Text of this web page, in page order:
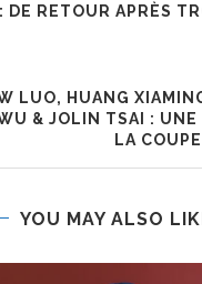
DE RETOUR APRÈS
LUO, HUANG
& JOLIN TSAI : UNE
LA
YOU MAY ALSO